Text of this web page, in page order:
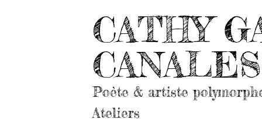
CATHY
CANALES
Poète & artiste
Ateliers